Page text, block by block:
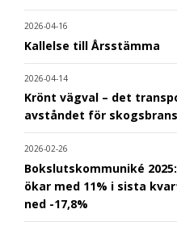
2026-04-16
Kallelse till Årsstämma
2026-04-14
Krönt vägval – det
avståndet för
2026-02-26
Bokslutskommuniké
ökar med 11% i sista
ned -17,8%